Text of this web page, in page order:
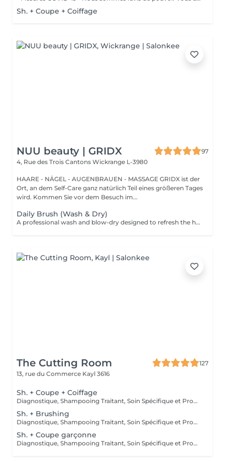
Sh. + Coupe + Coiffage
NUU beauty | GRIDX
97
4, Rue des Trois Cantons Wickrange L-3980
HAARE - NÄGEL - AUGENBRAUEN - MASSAGE GRIDX ist der
Ort, an dem Self-Care ganz natürlich Teil eines größeren Tages
wird. Kommen Sie vor dem Besuch im...
Daily Brush (Wash & Dry)
A professional wash and blow-dry designed to refresh the hair and leave it clean, smooth, and naturally polished. The service includes hair washing and drying with a hair dryer, creating a soft, effortless finish without structured styling. What we use: Dyson Pro tools that protect hair from excessive heat for a sleek finish. La Biosthétique products offer holistic care with natural ingredients for nourished hair and scalp. Brushes are sanitised via Sibel equipment to remove buildup and reduce bacteria for top hygiene. Simple, Moderate, Complex This grading reflects your hair's individual characteristics, such as texture, density, and length and is assessed by your hairdresser at the start of your visit. Not sure which to choose? We recommend booking Complex. The price will be adjusted after your consultation. Note: This is not related to the difficulty of haircuts or timing.
The Cutting Room
127
13, rue du Commerce Kayl 3616
Sh. + Coupe + Coiffage
Diagnostique, Shampooing Traitant, Soin Spécifique et Produits Coiffants inclus
Sh. + Brushing
Diagnostique, Shampooing Traitant, Soin Spécifique et Produits Coiffants inclus
Sh. + Coupe garçonne
Diagnostique, Shampooing Traitant, Soin Spécifique et Produits Coiffants inclus